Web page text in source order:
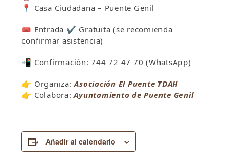
📍 Casa Ciudadana – Puente Genil
🎟 Entrada ✔ Gratuita (se recomienda
confirmar asistencia)
📲 Confirmación: 744 72 47 70 (WhatsApp)
👉 Organiza: Asociación El Puente TDAH
👉 Colabora:Ayuntamiento de Puente Genil
Añadir al calendario